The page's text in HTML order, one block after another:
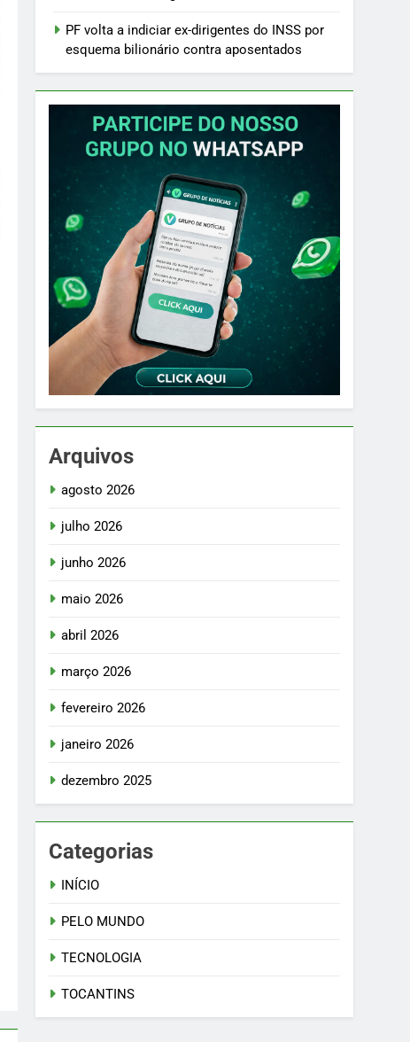
PF volta a indiciar ex-dirigentes do INSS por
esquema bilionário contra aposentados
Arquivos
agosto 2026
julho 2026
junho 2026
maio 2026
abril 2026
março 2026
fevereiro 2026
janeiro 2026
dezembro 2025
Categorias
INÍCIO
PELO MUNDO
TECNOLOGIA
TOCANTINS